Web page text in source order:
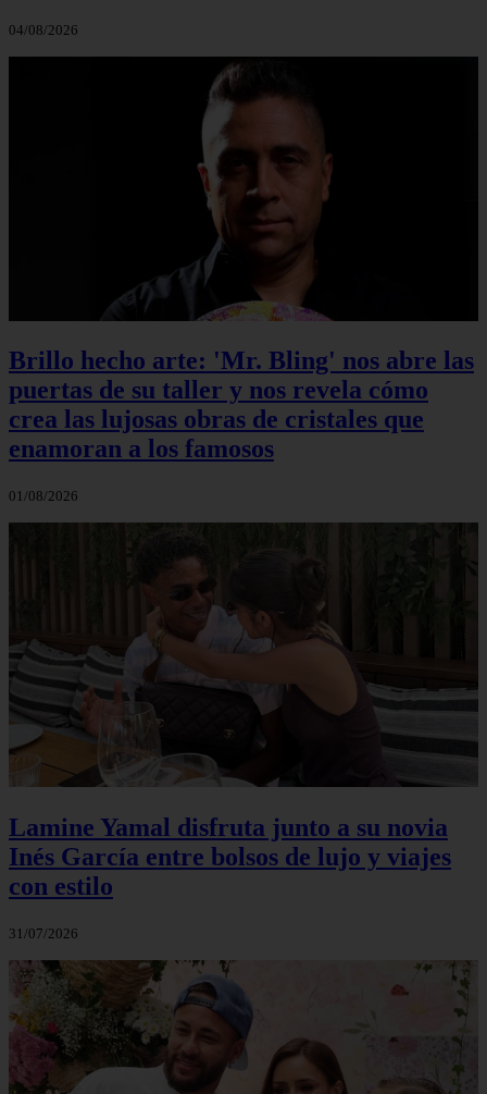
04/08/2026
Brillo hecho arte: 'Mr. Bling' nos abre las
puertas de su taller y nos revela cómo
crea las lujosas obras de cristales que
enamoran a los famosos
01/08/2026
Lamine Yamal disfruta junto a su novia
Inés García entre bolsos de lujo y viajes
con estilo
31/07/2026